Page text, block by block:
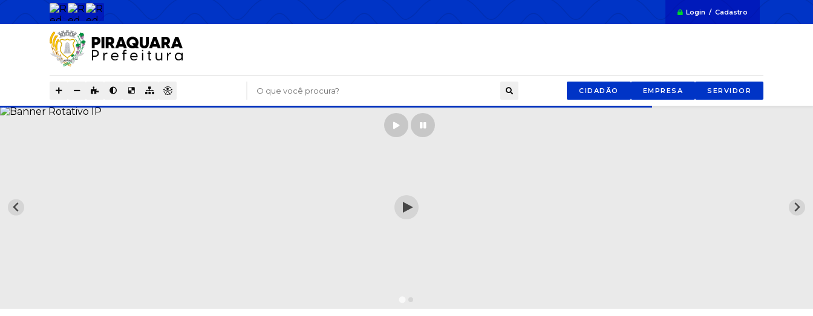
Login / Cadastro
O que você procura? CIDADÃO EMPRESA SERVIDOR